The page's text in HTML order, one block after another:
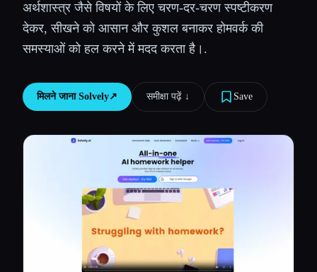
🎓विद्यार्थी 🎬क्रिएटर्स
ब्लॉग
अर्थशास्त्र जैसे विषयों के लिए चरण-दर-चरण स्पष्टीकरण
देकर, सीखने को आसान और कुशल बनाकर होमवर्क की
समस्याओं को हल करने में मदद करता है।.
मिलने जाना Solvely↗︎ समीक्षा पढ़ें ↓︎ Save